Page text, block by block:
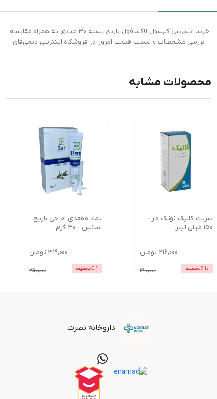
خرید اینترنتی کپسول لاکسافول باریج بسته 30 عددی به همراه مقایسه،
بررسی مشخصات و لیست قیمت امروز در فروشگاه اینترنتی دیجی‌فای
محصولات مشابه
شربت کالیک نوتک فار -
150 میلی لیتر
216,000 تومان
10 % تخفیف 240,000
پماد مقعدی ام جی باریج
اسانس - 30 گرم
319,000 تومان
9 % تخفیف 350,000
داروخانه نصرت